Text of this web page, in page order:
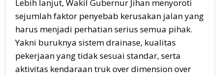
Lebih lanjut, Wakil Gubernur Jihan menyoroti
sejumlah faktor penyebab kerusakan jalan yang
harus menjadi perhatian serius semua pihak.
Yakni buruknya sistem drainase, kualitas
pekerjaan yang tidak sesuai standar, serta
aktivitas kendaraan truk over dimension over